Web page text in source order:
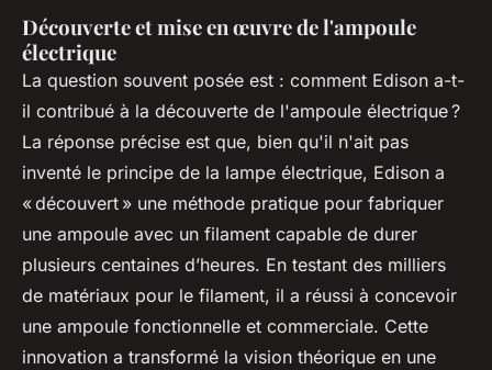
Découverte et mise en œuvre de l'ampoule
électrique
La question souvent posée est : comment Edison a-t-
il contribué à la découverte de l'ampoule électrique ?
La réponse précise est que, bien qu'il n'ait pas
inventé le principe de la lampe électrique, Edison a
« découvert » une méthode pratique pour fabriquer
une ampoule avec un filament capable de durer
plusieurs centaines d’heures. En testant des milliers
de matériaux pour le filament, il a réussi à concevoir
une ampoule fonctionnelle et commerciale. Cette
innovation a transformé la vision théorique en une